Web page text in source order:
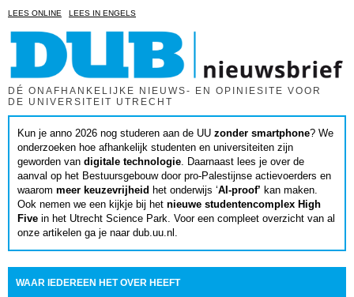
LEES ONLINE LEES IN ENGELS
DÉ ONAFHANKELIJKE NIEUWS- EN OPINIESITE VOOR
DE UNIVERSITEIT UTRECHT
Kun je anno 2026 nog studeren aan de UU zonder smartphone? We
onderzoeken hoe afhankelijk studenten en universiteiten zijn
geworden van digitale technologie. Daarnaast lees je over de
aanval op het Bestuursgebouw door pro-Palestijnse actievoerders en
waarom meer keuzevrijheid het onderwijs ‘AI-proof’ kan maken.
Ook nemen we een kijkje bij het nieuwe studentencomplex High
Five in het Utrecht Science Park. Voor een compleet overzicht van al
onze artikelen ga je naar dub.uu.nl.
WAAR IEDEREEN HET OVER HEEFT